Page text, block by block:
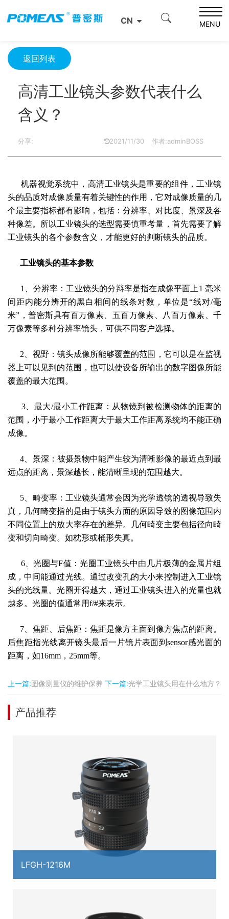
CN MENU
高清工业镜头参数代表什么含义？
返回列表
高清工业镜头参数代表什么
含义？
分享: 2021/11/30 作者:adminBOSS
机器视觉系统中， 高清工业镜头是重要的组件，工业镜
头的品质对成像质量有着关键性的作用，它对成像质量的几
个最主要指标都有影响，包括：分辨率、对比度、景深及各
种像差。 所以工业镜头的选型需要慎重考量，首先需要了解
工业镜头的各个参数含义，才能更好的判断镜头的品质。
工业镜头的基本参数
1、分辨率： 工业镜头的分辩率是指在成像平面上 1 毫米
间距内能分辨开的黑白相间的线条对数，单位是“线对/毫
米” ，普密斯具有百万像素、五百万像素、八百万像素、千
万像素等多种分辨率镜头，可供不同客户选择。
2 、视野 ：镜头成像所能够覆盖的范围，它可以是在监视
器上可以见到的范围，也可以使设备所输出的数字图像所能
覆盖的最大范围。
3、最大/最小工作距离 ： 从物镜到被检测物体的距离的
范围，小于最小工作距离大于最大工作距离系统均不能正确
成像。
4 、景深 ： 被摄景物中能产生较为清晰影像的最近点到最
远点的距离 ，景深越长，能清晰呈现的范围越大。
5 、畸变率：工业镜头通常会因为光学透镜的透视导致失
真， 几何畸变指的是由于镜头方面的原因导致的图像范围内
不同位置上的放大率存在的差异。几何畸变主要包括径向畸
变和切向畸变。如枕形或桶形失真。
6、光圈与F值 ：光圈工业镜头中由几片极薄的金属片组
成，中间能通过光线。通过改变孔的大小来控制进入工业镜
头的光线量。光圈开得越大，通过工业镜头进入的光量也就
越多。光圈的值通常用f/#来表示。
7 、焦距 、后焦距：焦距是像方主面到 像方焦点的距离。
后焦距指光线离开镜头最后一片镜片表面到sensor感光面的
距离 ， 如16mm，25mm等。
上一篇:图像测量仪的维护保养 下一篇:光学工业镜头用在什么地方？
产品推荐
LFGH-1216M